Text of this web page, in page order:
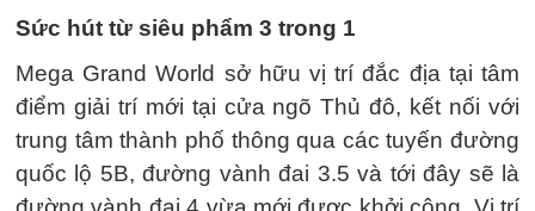
Sức hút từ siêu phẩm 3 trong 1
Mega Grand World sở hữu vị trí đắc địa tại tâm
điểm giải trí mới tại cửa ngõ Thủ đô, kết nối với
trung tâm thành phố thông qua các tuyến đường
quốc lộ 5B, đường vành đai 3.5 và tới đây sẽ là